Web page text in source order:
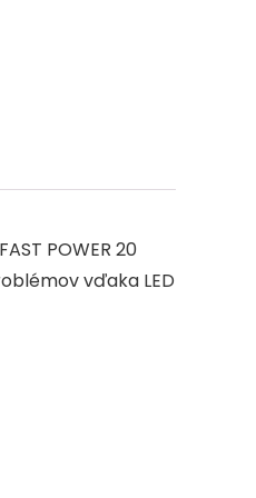
POWER 20
vďaka LED